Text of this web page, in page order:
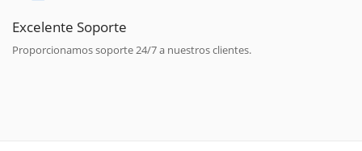
Excelente Soporte
Proporcionamos soporte 24/7 a nuestros clientes.